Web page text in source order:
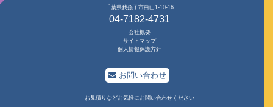
千葉県我孫子市白山1-10-16
04-7182-4731
会社概要
サイトマップ
個人情報保護方針
お問い合わせ
お見積りなどお気軽にお問い合わせください